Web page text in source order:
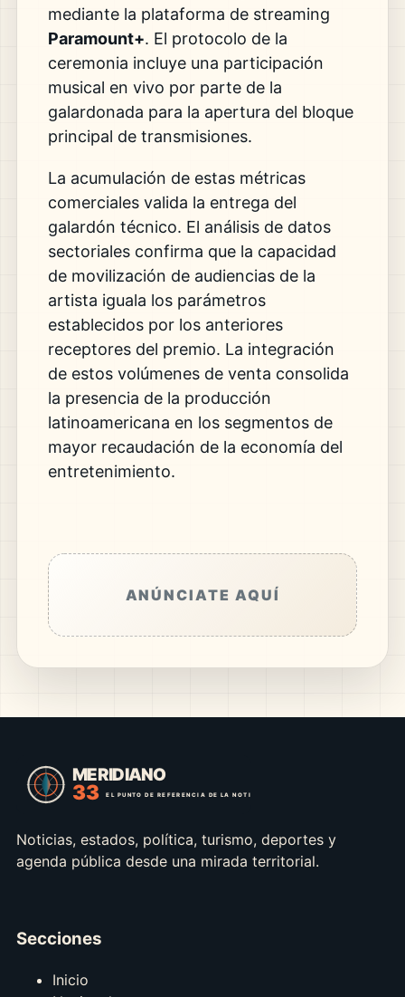
mediante la plataforma de streaming
Paramount+. El protocolo de la
ceremonia incluye una participación
musical en vivo por parte de la
galardonada para la apertura del bloque
principal de transmisiones.
La acumulación de estas métricas
comerciales valida la entrega del
galardón técnico. El análisis de datos
sectoriales confirma que la capacidad
de movilización de audiencias de la
artista iguala los parámetros
establecidos por los anteriores
receptores del premio. La integración
de estos volúmenes de venta consolida
la presencia de la producción
latinoamericana en los segmentos de
mayor recaudación de la economía del
entretenimiento.
ANÚNCIATE AQUÍ
Noticias, estados, política, turismo, deportes y
agenda pública desde una mirada territorial.
Secciones
Inicio